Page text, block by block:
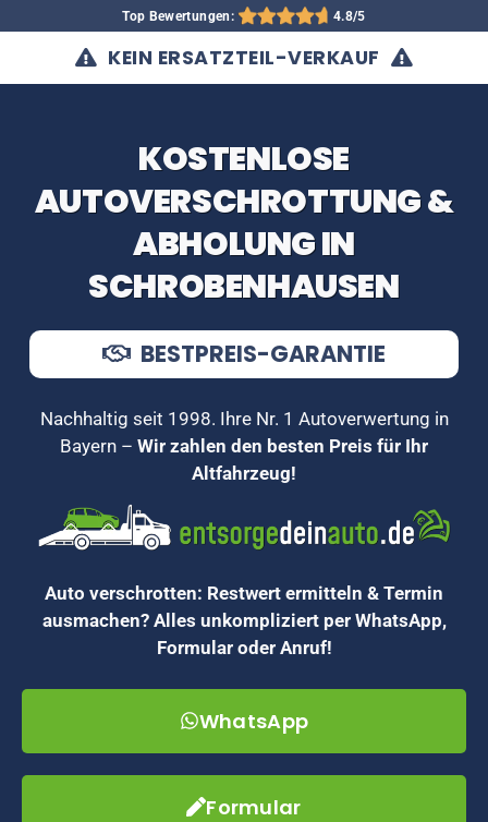
Top Bewertungen: 4.8/5
KEIN ERSATZTEIL-VERKAUF
KOSTENLOSE
AUTOVERSCHROTTUNG &
ABHOLUNG IN
SCHROBENHAUSEN
BESTPREIS-GARANTIE
Nachhaltig seit 1998. Ihre Nr. 1 Autoverwertung in
Bayern – Wir zahlen den besten Preis für Ihr
Altfahrzeug!
Auto verschrotten: Restwert ermitteln & Termin
ausmachen? Alles unkompliziert per WhatsApp,
Formular oder Anruf!
WhatsApp
Formular